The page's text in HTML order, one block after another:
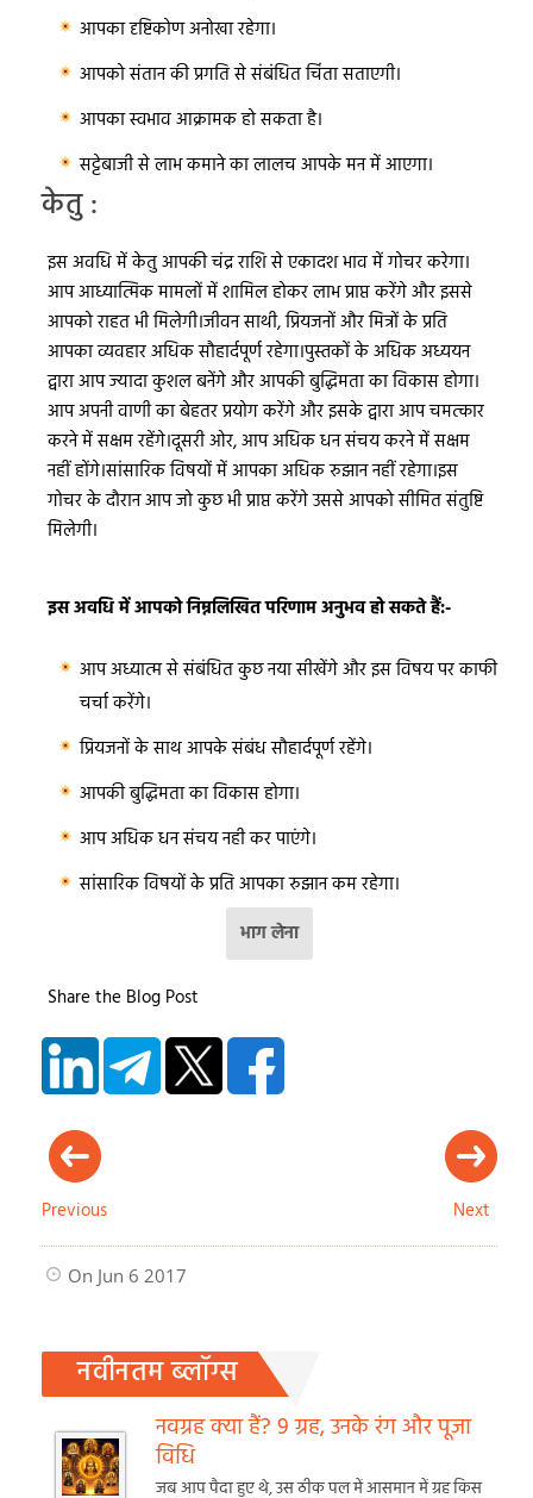
आपका दृष्टिकोण अनोखा रहेगा।
आपको संतान की प्रगति से संबंधित चिंता सताएगी।
आपका स्वभाव आक्रामक हो सकता है।
सट्टेबाजी से लाभ कमाने का लालच आपके मन में आएगा।
केतु :
इस अवधि में केतु आपकी चंद्र राशि से एकादश भाव में गोचर करेगा।
आप आध्यात्मिक मामलों में शामिल होकर लाभ प्राप्त करेंगे और इससे
आपको राहत भी मिलेगी।जीवन साथी, प्रियजनों और मित्रों के प्रति
आपका व्यवहार अधिक सौहार्दपूर्ण रहेगा।पुस्तकों के अधिक अध्ययन
द्वारा आप ज्यादा कुशल बनेंगे और आपकी बुद्धिमता का विकास होगा।
आप अपनी वाणी का बेहतर प्रयोग करेंगे और इसके द्वारा आप चमत्कार
करने में सक्षम रहेंगे।दूसरी ओर, आप अधिक धन संचय करने में सक्षम
नहीं होंगे।सांसारिक विषयों में आपका अधिक रुझान नहीं रहेगा।इस
गोचर के दौरान आप जो कुछ भी प्राप्त करेंगे उससे आपको सीमित संतुष्टि
मिलेगी।
इस अवधि में आपको निम्नलिखित परिणाम अनुभव हो सकते हैं:-
आप अध्यात्म से संबंधित कुछ नया सीखेंगे और इस विषय पर काफी
चर्चा करेंगे।
प्रियजनों के साथ आपके संबंध सौहार्दपूर्ण रहेंगे।
आपकी बुद्धिमता का विकास होगा।
आप अधिक धन संचय नही कर पाएंगे।
सांसारिक विषयों के प्रति आपका रुझान कम रहेगा।
भाग लेना
Share the Blog Post
Previous Next
On Jun 6 2017
नवीनतम ब्लॉग्स
नवग्रह क्या हैं? 9 ग्रह, उनके रंग और पूजा
विधि
जब आप पैदा हुए थे, उस ठीक पल में आसमान में ग्रह किस